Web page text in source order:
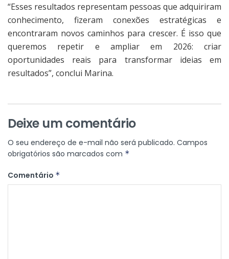
“Esses resultados representam pessoas que adquiriram
conhecimento, fizeram conexões estratégicas e
encontraram novos caminhos para crescer. É isso que
queremos repetir e ampliar em 2026: criar
oportunidades reais para transformar ideias em
resultados”, conclui Marina.
Deixe um comentário
O seu endereço de e-mail não será publicado. Campos
obrigatórios são marcados com *
Comentário *